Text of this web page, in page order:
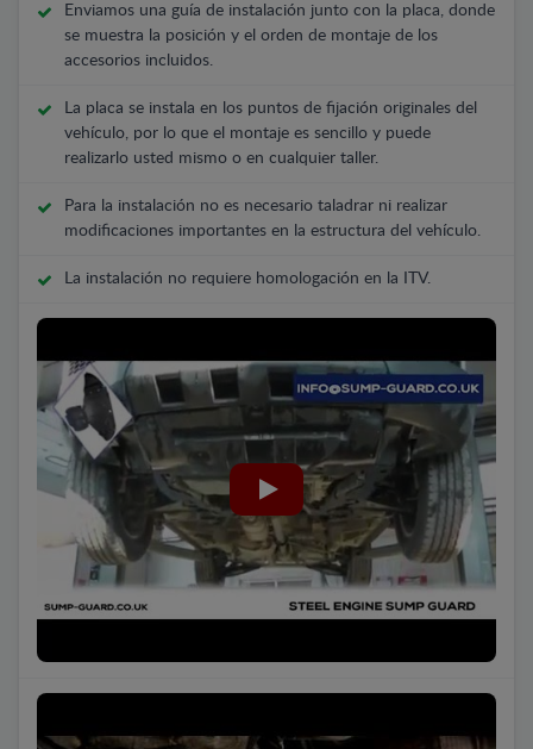
Enviamos una guía de instalación junto con la placa, donde
se muestra la posición y el orden de montaje de los
accesorios incluidos.
La placa se instala en los puntos de fijación originales del
vehículo, por lo que el montaje es sencillo y puede
realizarlo usted mismo o en cualquier taller.
Para la instalación no es necesario taladrar ni realizar
modificaciones importantes en la estructura del vehículo.
La instalación no requiere homologación en la ITV.